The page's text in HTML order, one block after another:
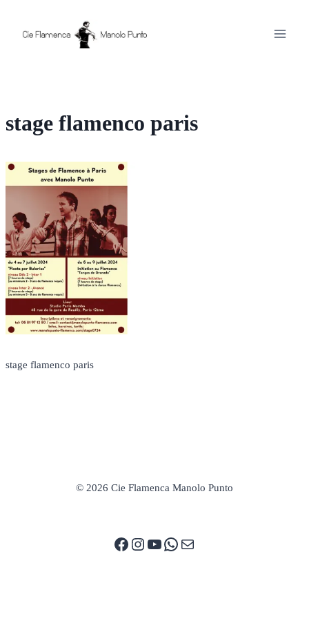
contenu
stage flamenco paris
stage flamenco paris
© 2026 Cie Flamenca Manolo Punto
Facebook
Instagram
YouTube
WhatsApp
E-mail